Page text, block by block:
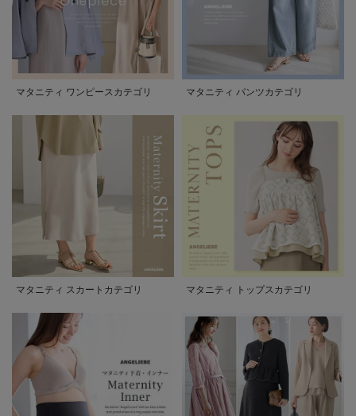
マタニティ ワンピースカテゴリ マタニティ パンツカテゴリ
マタニティ スカートカテゴリ マタニティ トップスカテゴリ